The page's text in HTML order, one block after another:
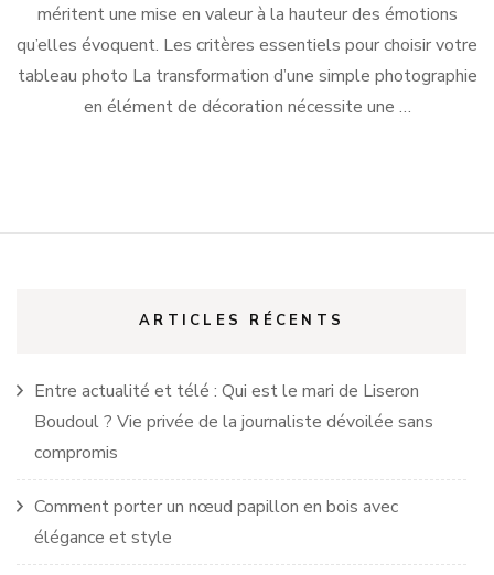
méritent une mise en valeur à la hauteur des émotions
qu’elles évoquent. Les critères essentiels pour choisir votre
tableau photo La transformation d’une simple photographie
en élément de décoration nécessite une …
ARTICLES RÉCENTS
Entre actualité et télé : Qui est le mari de Liseron
Boudoul ? Vie privée de la journaliste dévoilée sans
compromis
Comment porter un nœud papillon en bois avec
élégance et style